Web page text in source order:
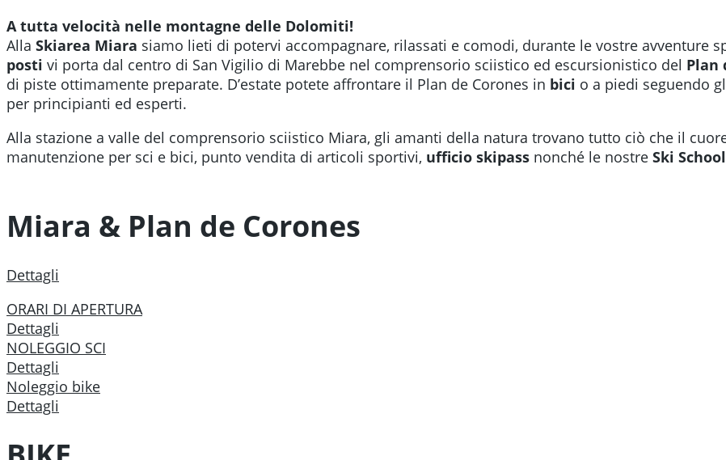
A tutta velocità nelle montagne delle Dolomiti!
Alla Skiarea Miara siamo lieti di potervi accompagnare, rilassati e comodi, durante le vostre avventure
posti vi porta dal centro di San Vigilio di Marebbe nel comprensorio sciistico ed escursionistico del Plan
di piste ottimamente preparate. D’estate potete affrontare il Plan de Corones in bici o a piedi seguendo
per principianti ed esperti.
Alla stazione a valle del comprensorio sciistico Miara, gli amanti della natura trovano tutto ciò che il
manutenzione per sci e bici, punto vendita di articoli sportivi, ufficio skipass nonché le nostre Ski
Miara & Plan de Corones
Dettagli
ORARI DI APERTURA
Dettagli
NOLEGGIO SCI
Dettagli
Noleggio bike
Dettagli